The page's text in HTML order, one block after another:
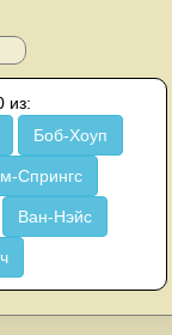
из:
Боб-Хоуп
Спрингс
Ван-Нэйс